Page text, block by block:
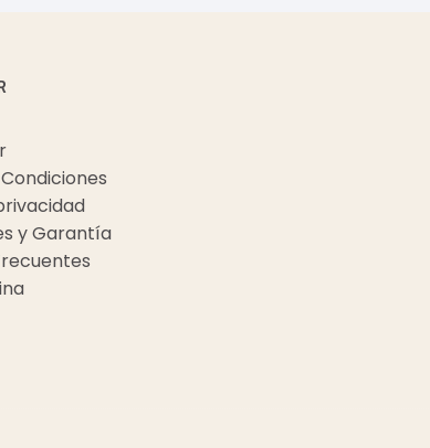
y Garantía